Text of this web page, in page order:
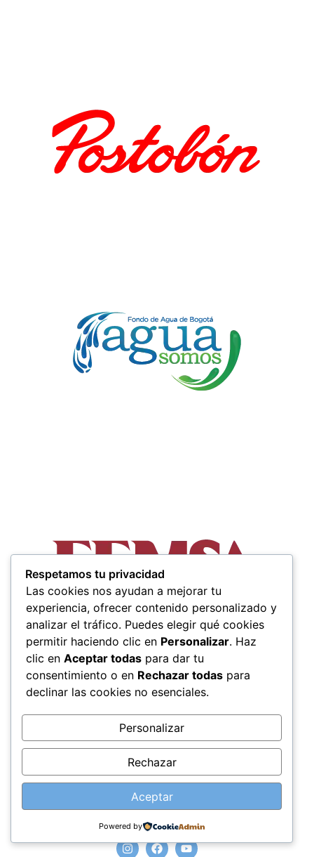
Síguenos en nuestras redes sociales
Respetamos tu privacidad
Las cookies nos ayudan a mejorar tu
experiencia, ofrecer contenido personalizado y
analizar el tráfico. Puedes elegir qué cookies
permitir haciendo clic en Personalizar. Haz
clic en Aceptar todas para dar tu
consentimiento o en Rechazar todas para
declinar las cookies no esenciales.
Personalizar
Rechazar
Aceptar
Powered by